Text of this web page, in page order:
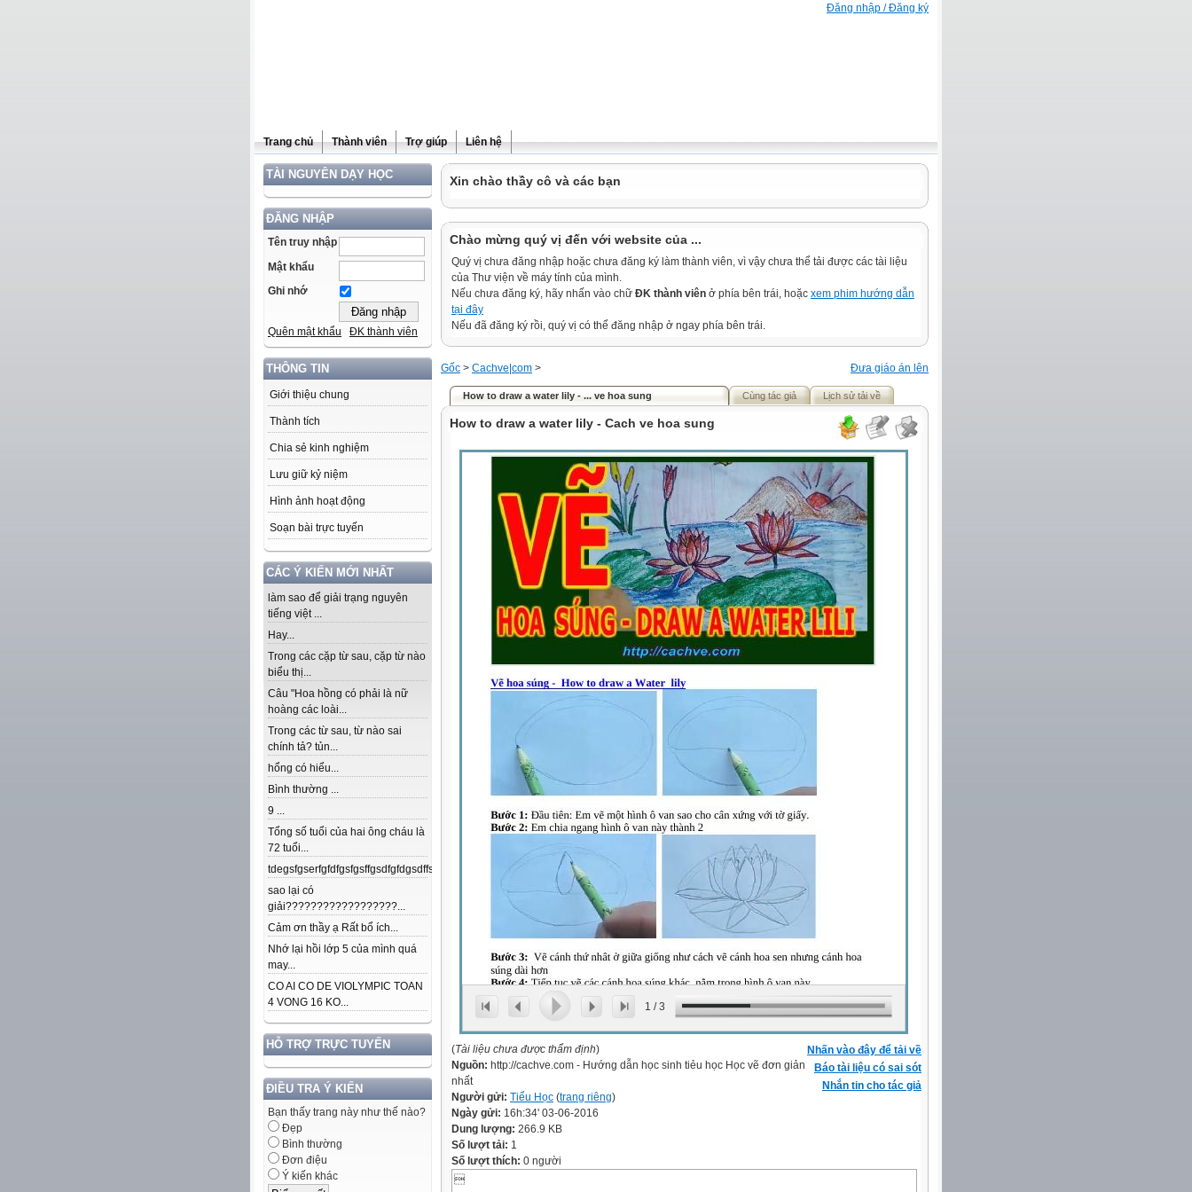
Đăng nhập / Đăng ký
Trang chủ Thành viên Trợ giúp Liên hệ
TÀI NGUYÊN DẠY HỌC
ĐĂNG NHẬP
Tên truy nhập
Mật khẩu
Ghi nhớ
Quên mật khẩu ĐK thành viên
THÔNG TIN
Giới thiệu chung
Thành tích
Chia sẻ kinh nghiệm
Lưu giữ kỷ niệm
Hình ảnh hoạt động
Soạn bài trực tuyến
CÁC Ý KIẾN MỚI NHẤT
làm sao để giải trạng nguyên
tiếng việt ...
Hay...
Trong các cặp từ sau, cặp từ nào
biểu thị...
Câu "Hoa hồng có phải là nữ
hoàng các loài...
Trong các từ sau, từ nào sai
chính tả? tủn...
hổng có hiểu...
Bình thường ...
9 ...
Tổng số tuổi của hai ông cháu là
72 tuổi...
tdegsfgserfgfdfgsfgsffgsdfgfdgsdffsdfgfdfnkdjfsjdsjdkfjpojmdslsafjdsjfeujsjd;ajdljfodjsjklfjkjfiejlajslj...
sao lại có
giải??????????????????...
Cảm ơn thầy ạ Rất bổ ích...
Nhớ lại hồi lớp 5 của mình quá
may...
CO AI CO DE VIOLYMPIC TOAN
4 VONG 16 KO...
HỖ TRỢ TRỰC TUYẾN
ĐIỀU TRA Ý KIẾN
Bạn thấy trang này như thế nào?
Đẹp
Bình thường
Đơn điệu
Ý kiến khác
Xin chào thầy cô và các bạn
Chào mừng quý vị đến với website của ...
Quý vị chưa đăng nhập hoặc chưa đăng ký làm thành viên, vì vậy chưa thể tải được các tài liệu
của Thư viện về máy tính của mình.
Nếu chưa đăng ký, hãy nhấn vào chữ ĐK thành viên ở phía bên trái, hoặc xem phim hướng dẫn
tại đây
Nếu đã đăng ký rồi, quý vị có thể đăng nhập ở ngay phía bên trái.
Đưa giáo án lên
Gốc > Cachve|com >
How to draw a water lily - ... ve hoa sung Cùng tác giả Lịch sử tải về
How to draw a water lily - Cach ve hoa sung
1 /3
Nhấn vào đây để tải về
Báo tài liệu có sai sót
Nhắn tin cho tác giả
(Tài liệu chưa được thẩm định)
Nguồn: http://cachve.com - Hướng dẫn học sinh tiẻu học Học vẽ đơn giản
nhất
Người gửi: Tiểu Học (trang riêng)
Ngày gửi: 16h:34' 03-06-2016
Dung lượng: 266.9 KB
Số lượt tải: 1
Số lượt thích: 0 người
